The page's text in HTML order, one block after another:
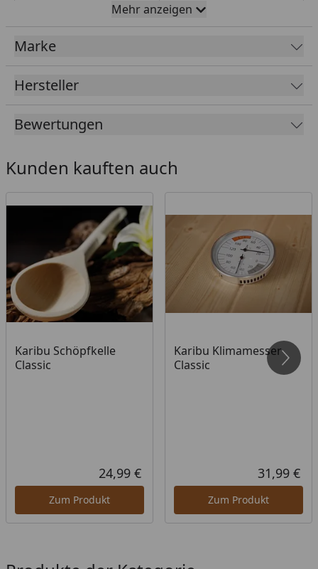
ca. 215x150 mm (mit
Handgriff ca. 310 mm)
Gewicht:
Packmaße:
Mehr anzeigen
Marke
Hersteller
Bewertungen
Kunden kauften auch
Karibu Schöpfkelle
Classic
Aktueller Preis
24,99 €
Zum Produkt
Karibu Klimamesser
Classic
31,99 €
Zum Produkt